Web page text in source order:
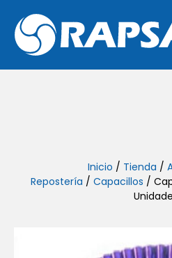
Inicio / Tienda /
Repostería / Capacillos /